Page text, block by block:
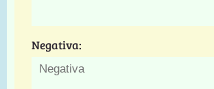
Negativa: